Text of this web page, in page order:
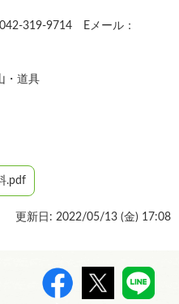
319-9714 Eメール：
・道具
.pdf
更新日: 2022/05/13 (金) 17:08